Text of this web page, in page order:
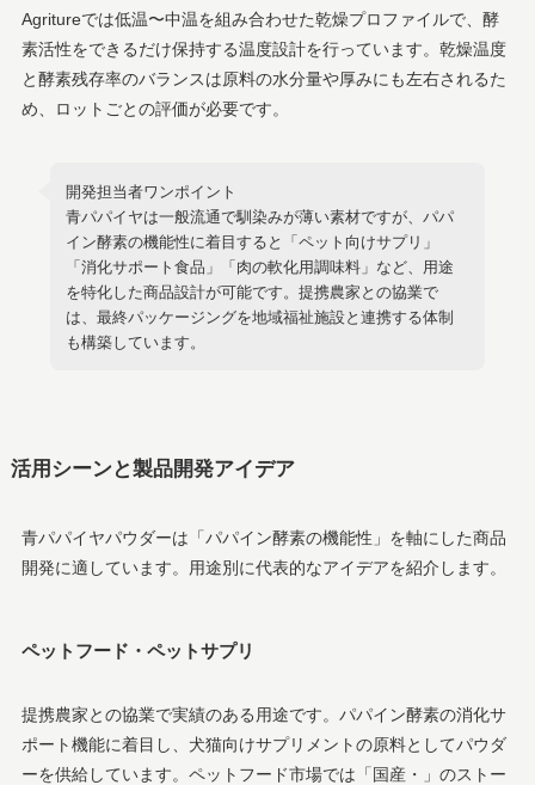
Agritureでは低温〜中温を組み合わせた乾燥プロファイルで、酵
素活性をできるだけ保持する温度設計を行っています。乾燥温度
と酵素残存率のバランスは原料の水分量や厚みにも左右されるた
め、ロットごとの評価が必要です。
開発担当者ワンポイント
青パパイヤは一般流通で馴染みが薄い素材ですが、パパ
イン酵素の機能性に着目すると「ペット向けサプリ」
「消化サポート食品」「肉の軟化用調味料」など、用途
を特化した商品設計が可能です。提携農家との協業で
は、最終パッケージングを地域福祉施設と連携する体制
も構築しています。
活用シーンと製品開発アイデア
青パパイヤパウダーは「パパイン酵素の機能性」を軸にした商品
開発に適しています。用途別に代表的なアイデアを紹介します。
ペットフード・ペットサプリ
提携農家との協業で実績のある用途です。パパイン酵素の消化サ
ポート機能に着目し、犬猫向けサプリメントの原料としてパウダ
ーを供給しています。ペットフード市場では「国産・」のストー